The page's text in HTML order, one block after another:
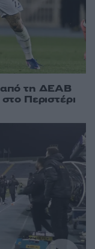
από τη ΔΕΑΒ
Περιστέρι